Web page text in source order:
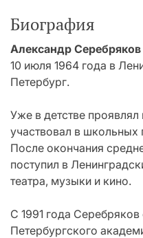
Биография
Александр Серебряков
10 июля 1964 года в
Петербург.
Уже в детстве проявлял
участвовал в школьных
После окончания
поступил в
театра, музыки и кино.
C 1991 года
Петербургского